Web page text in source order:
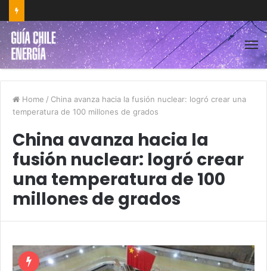
Home / China avanza hacia la fusión nuclear: logró crear una
temperatura de 100 millones de grados
China avanza hacia la
fusión nuclear: logró crear
una temperatura de 100
millones de grados